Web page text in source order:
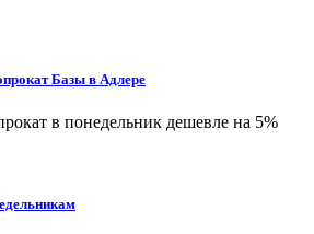
Базы в Адлере
в понедельник дешевле на 5%